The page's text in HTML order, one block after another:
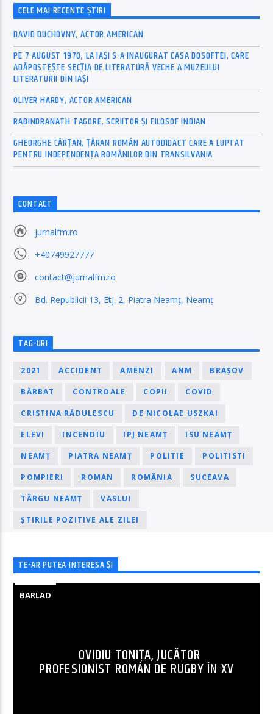
CELE MAI RECENTE ȘTIRI
DAVID DUCHOVNY, ACTOR AMERICAN
PE 7 AUGUST 1970, LA IAŞI S-A INAUGURAT CASA DOSOFTEI, CARE
ADĂPOSTEŞTE SECŢIA DE LITERATURĂ VECHE A MUZEULUI
LITERATURII DIN IAŞI
OLIVER HARDY, ACTOR AMERICAN
RABINDRANATH TAGORE, SCRIITOR ȘI FILOSOF INDIAN
GHEORGHE CÂRȚAN, ŢĂRAN ROMÂN AUTODIDACT CARE A LUPTAT
PENTRU INDEPENDENȚA ROMÂNILOR DIN TRANSILVANIA
CONTACT
jurnalfm.ro
+40749927777
contact@jurnalfm.ro
Bd. Republicii 13, Etj. 2, Piatra Neamț, Neamț
TAG-URI
2021 ACCIDENT AMENZI ANM BRAȘOV
BĂRBAT CONTROALE COPII COVID
CRISTINA RĂDULESCU DE NICOLAE USZKAI
ELEVI INCENDIU IPJ NEAMȚ ISU NEAMȚ
NEAMȚ PIATRA NEAMȚ POLITIE POLITISTI
POMPIERI ROMAN ROMÂNIA SUCEAVA
TÂRGU NEAMȚ VASLUI
ȘTIRILE POZITIVE ALE ZILEI
TE-AR PUTEA INTERESA ȘI
BARLAD
OVIDIU TONIȚA, JUCĂTOR
PROFESIONIST ROMÂN DE RUGBY ÎN XV